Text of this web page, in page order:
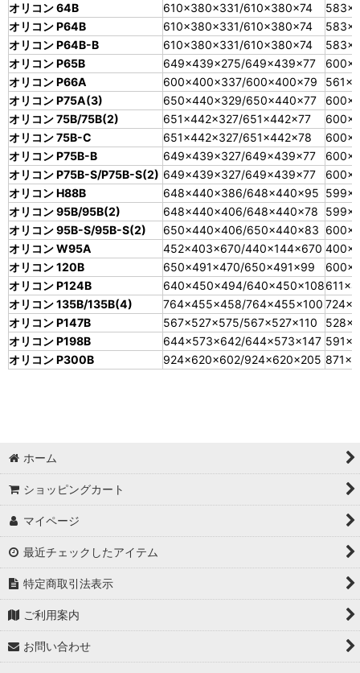
オリコン 64B
610×380×331/610×380×74
オリコン P64B
610×380×331/610×380×74
オリコン P64B-B
610×380×331/610×380×74
オリコン P65B
649×439×275/649×439×77
オリコン P66A
600×400×337/600×400×79
オリコン P75A(3)
650×440×329/650×440×77
オリコン 75B/75B(2)
651×442×327/651×442×77
オリコン 75B-C
651×442×327/651×442×78
オリコン P75B-B
649×439×327/649×439×77
オリコン P75B-S/P75B-S(2) 649×439×327/649×439×77
オリコン H88B
648×440×386/648×440×95
オリコン 95B/95B(2)
648×440×406/648×440×78
オリコン 95B-S/95B-S(2)
650×440×406/650×440×83
オリコン W95A
452×403×670/440×144×670
オリコン 120B
650×491×470/650×491×99
オリコン P124B
640×450×494/640×450×108
オリコン 135B/135B(4)
764×455×458/764×455×100
オリコン P147B
567×527×575/567×527×110
オリコン P198B
644×573×642/644×573×147
オリコン P300B
924×620×602/924×620×205
ホーム
ショッピングカート
マイページ
最近チェックしたアイテム
特定商取引法表示
ご利用案内
お問い合わせ